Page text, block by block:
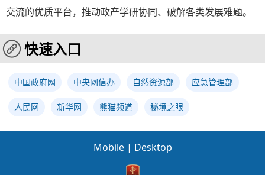
交流的优质平台，推动政产学研协同、破解各类发展难题。
快速入口
中国政府网 中央网信办 自然资源部 应急管理部
人民网 新华网 熊猫频道 秘境之眼
Mobile | Desktop